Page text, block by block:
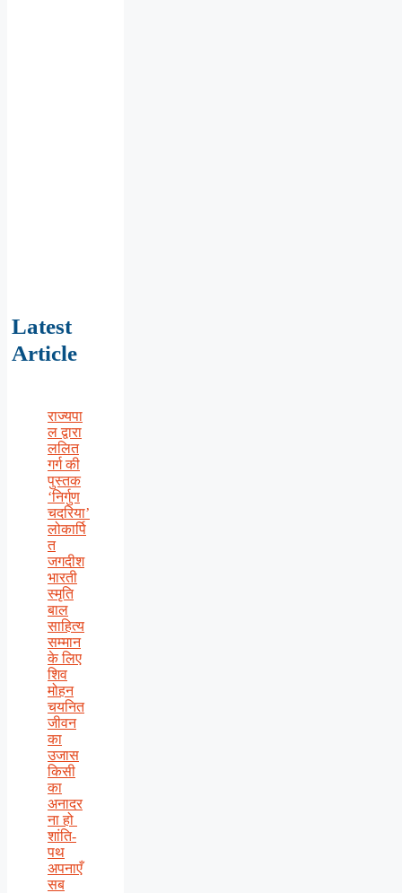
Latest
Article
राज्यपा
ल द्वारा
ललित
गर्ग की
पुस्तक
‘निर्गुण
चदरिया’
लोकार्पि
त
जगदीश
भारती
स्मृति
बाल
साहित्य
सम्मान
के लिए
शिव
मोहन
चयनित
जीवन
का
उजास
किसी
का
अनादर
ना हो
शांति-
पथ
अपनाएँ
सब